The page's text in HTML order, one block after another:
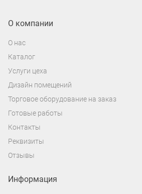
О компании
О нас
Каталог
Услуги цеха
Дизайн помещений
Торговое оборудование на заказ
Готовые работы
Контакты
Реквизиты
Отзывы
Информация